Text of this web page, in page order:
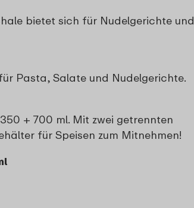
bietet sich für Nudelgerichte und
Pasta, Salate und Nudelgerichte.
+ 700 ml. Mit zwei getrennten
für Speisen zum Mitnehmen!